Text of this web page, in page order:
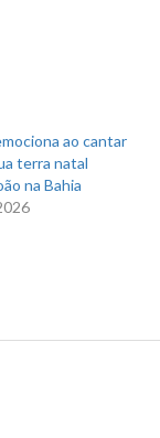
ao cantar
terra natal
na Bahia